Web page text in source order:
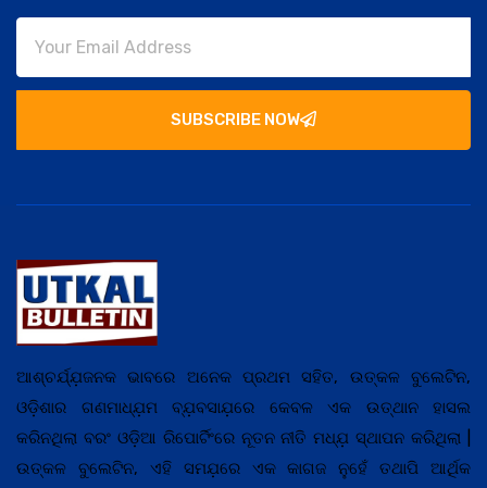
SUBSCRIBE NOW
ଆଶ୍ଚର୍ଯ୍ଯ଼ଜନକ ଭାବରେ ଅନେକ ପ୍ରଥମ ସହିତ, ଉତ୍କଳ ବୁଲେଟିନ,
ଓଡ଼ିଶାର ଗଣମାଧ୍ଯ଼ମ ବ୍ଯ଼ବସାଯ଼ରେ କେବଳ ଏକ ଉତ୍ଥାନ ହାସଲ
କରିନଥିଲା ବରଂ ଓଡ଼ିଆ ରିପୋର୍ଟିଂରେ ନୂତନ ନୀତି ମଧ୍ଯ଼ ସ୍ଥାପନ କରିଥିଲା |
ଉତ୍କଳ ବୁଲେଟିନ, ଏହି ସମଯ଼ରେ ଏକ କାଗଜ ନୁହେଁ ତଥାପି ଆର୍ଥିକ